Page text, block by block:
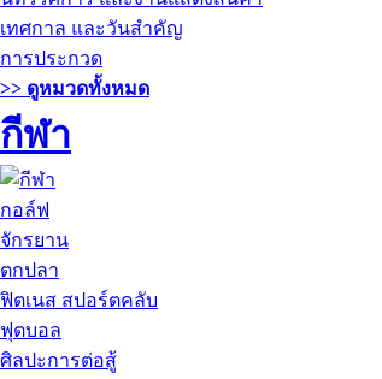
เทศกาล และวันสำคัญ
การประกวด
>> ดูหมวดทั้งหมด
กีฬา
กอล์ฟ
จักรยาน
ตกปลา
ฟิตเนส สปอร์ตคลับ
ฟุตบอล
ศิลปะการต่อสู้